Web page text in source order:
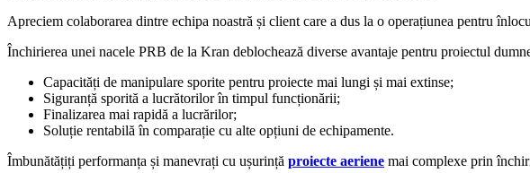
Apreciem colaborarea dintre echipa noastră și client care a dus la o operațiunea pentru
Închirierea unei nacele PRB de la Kran deblochează diverse avantaje pentru proiectul
Capacități de manipulare sporite pentru proiecte mai lungi și mai extinse;
Siguranță sporită a lucrătorilor în timpul funcționării;
Finalizarea mai rapidă a lucrărilor;
Soluție rentabilă în comparație cu alte opțiuni de echipamente.
Îmbunătățiți performanța și manevrați cu ușurință proiecte aeriene mai complexe prin